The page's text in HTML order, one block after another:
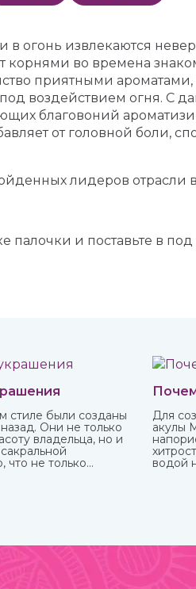
огонь извлекаются
во времена
приятными
воздействием огня. С
благовоний
от головной боли,
лидеров отрасли
и поставьте в
стиле были созданы
Они не только
владельца, но и
что не только
по всей стране.
Для
акулы
водой